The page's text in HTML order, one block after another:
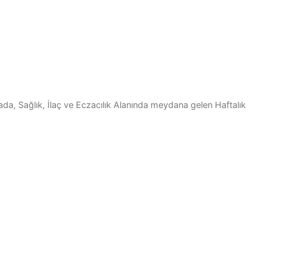
Sağlık, İlaç ve Eczacılık Alanında meydana gelen Haftalık